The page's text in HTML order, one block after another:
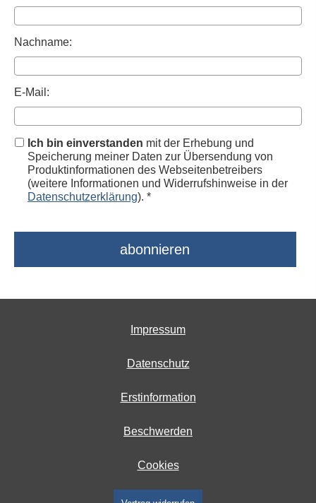
Nachname:
E-Mail:
Ich bin einverstanden mit der Erhebung und
Speicherung meiner Daten zur Übersendung von
Produktinformationen des Webseitenbetreibers
(weitere Informationen und Widerrufshinweise in der
Datenschutzerklärung). *
Impressum
Datenschutz
Erstinformation
Beschwerden
Cookies